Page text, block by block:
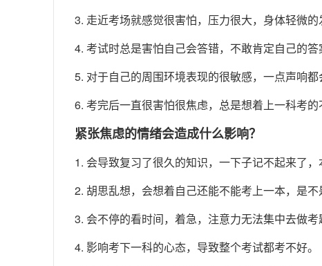
3. 走近考场就感觉很害怕，压力很大，身体轻微的
4. 考试时总是害怕自己会答错，不敢肯定自己的答
5. 对于自己的周围环境表现的很敏感，一点声响都
6. 考完后一直很害怕很焦虑，总是想着上一科考的
紧张焦虑的情绪会造成什么影响？
1. 会导致复习了很久的知识，一下子记不起来了，
2. 胡思乱想，会想着自己还能不能考上一本，是不
3. 会不停的看时间，着急，注意力无法集中去做考
4. 影响考下一科的心态，导致整个考试都考不好。